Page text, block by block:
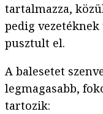
tartalmazza,
pedig
pusztult el.
A balesetet
legmagasabb,
tartozik: